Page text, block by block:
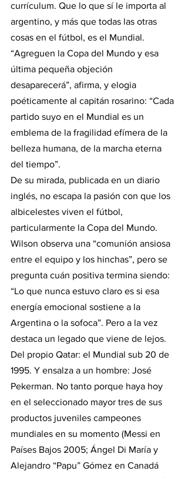
currículum. Que lo que sí le importa al
argentino, y más que todas las otras
cosas en el fútbol, es el Mundial.
“Agreguen la Copa del Mundo y esa
última pequeña objeción
desaparecerá”, afirma, y elogia
poéticamente al capitán rosarino: “Cada
partido suyo en el Mundial es un
emblema de la fragilidad efímera de la
belleza humana, de la marcha eterna
del tiempo”.
De su mirada, publicada en un diario
inglés, no escapa la pasión con que los
albicelestes viven el fútbol,
particularmente la Copa del Mundo.
Wilson observa una “comunión ansiosa
entre el equipo y los hinchas”, pero se
pregunta cuán positiva termina siendo:
“Lo que nunca estuvo claro es si esa
energía emocional sostiene a la
Argentina o la sofoca”. Pero a la vez
destaca un legado que viene de lejos.
Del propio Qatar: el Mundial sub 20 de
1995. Y ensalza a un hombre: José
Pekerman. No tanto porque haya hoy
en el seleccionado mayor tres de sus
productos juveniles campeones
mundiales en su momento (Messi en
Países Bajos 2005; Ángel Di María y
Alejandro “Papu” Gómez en Canadá